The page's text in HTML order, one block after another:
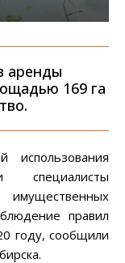
аренды
169 га
специалисты
правил
году, сообщили